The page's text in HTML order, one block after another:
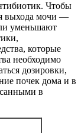
Чтобы
выхода мочи —
уменьшают
которые
необходимо
дозировки,
почек дома и в
в